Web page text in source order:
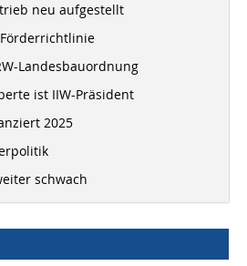
neu aufgestellt
Förderrichtlinie
Landesbauordnung
ist IIW-Präsident
2025
schwach